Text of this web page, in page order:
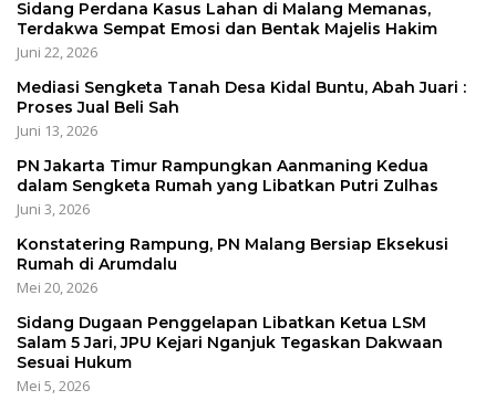
Sidang Perdana Kasus Lahan di Malang Memanas,
Terdakwa Sempat Emosi dan Bentak Majelis Hakim
Juni 22, 2026
Mediasi Sengketa Tanah Desa Kidal Buntu, Abah Juari :
Proses Jual Beli Sah
Juni 13, 2026
PN Jakarta Timur Rampungkan Aanmaning Kedua
dalam Sengketa Rumah yang Libatkan Putri Zulhas
Juni 3, 2026
Konstatering Rampung, PN Malang Bersiap Eksekusi
Rumah di Arumdalu
Mei 20, 2026
Sidang Dugaan Penggelapan Libatkan Ketua LSM
Salam 5 Jari, JPU Kejari Nganjuk Tegaskan Dakwaan
Sesuai Hukum
Mei 5, 2026